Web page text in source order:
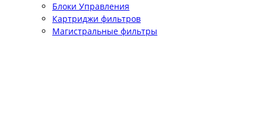
Блоки Управления
Картриджи фильтров
Магистральные фильтры